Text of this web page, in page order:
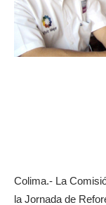
Colima.- La
la Jornada de